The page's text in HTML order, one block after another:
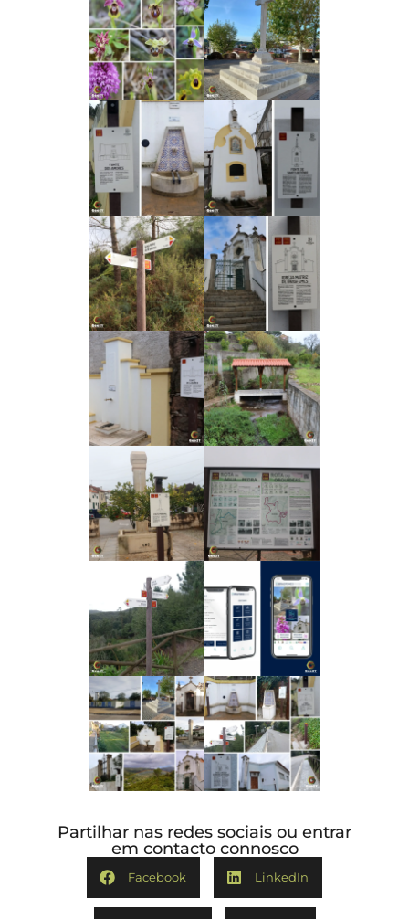
Partilhar nas redes sociais ou entrar
em contacto connosco
Facebook LinkedIn